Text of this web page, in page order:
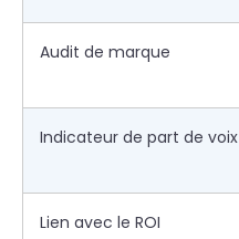
Audit de marque
Indicateur de part de voix
Lien avec le ROI